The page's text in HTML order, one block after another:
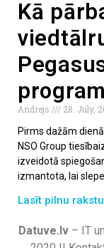
Kā
Andrejs
28. July,
Pirms dažām
NSO Group
izveidotā
izmantota, lai
Lasīt pilnu
Datuve.lv– IT